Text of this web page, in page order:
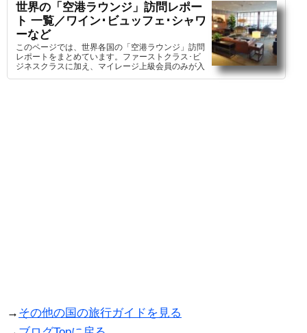
世界の「空港ラウンジ」訪問レポー
ト 一覧／ワイン･ビュッフェ･シャワ
ーなど
このページでは、世界各国の「空港ラウンジ」訪問
レポートをまとめています。ファーストクラス･ビ
ジネスクラスに加え、マイレージ上級会員のみが入
→ その他の国の旅行ガイドを見る